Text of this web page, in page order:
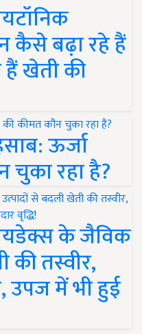
कैसे बढ़ा रहे हैं
हैं खेती की
ऊर्जा
चुका रहा है?
के जैविक
की तस्वीर,
उपज में भी हुई